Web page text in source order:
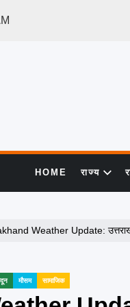
HOME राज्य
Weather Update: उत्तराखंड में बर्फबारी और
मौसम सामाजिक